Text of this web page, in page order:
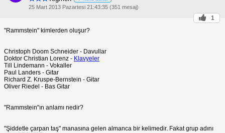
25 Mart 2013 Pazartesi 21:43:35 (351 mesaj)
1
"Rammstein" kimlerden oluşur?
Christoph Doom Schneider - Davullar
Doktor Christian Lorenz - Klavyeler
Till Lindemann - Vokaller
Paul Landers - Gitar
Richard Z. Kruspe-Bernstein - Gitar
Oliver Riedel - Bas Gitar
"Rammstein"ın anlamı nedir?
"Şiddetle çarpan taş" manasına gelen almanca bir kelimedir. Fakat grup adını